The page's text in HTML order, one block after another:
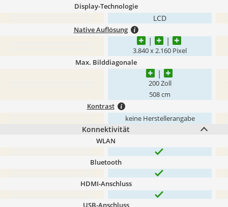
Display-Technologie
LCD
Native Auflösung
3.840 x 2.160 Pixel
Max. Bilddiagonale
200 Zoll
508 cm
Kontrast
keine Herstellerangabe
Konnektivität
WLAN
Bluetooth
HDMI-Anschluss
USB-Anschluss